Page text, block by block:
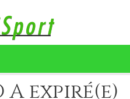
A expiré(e)